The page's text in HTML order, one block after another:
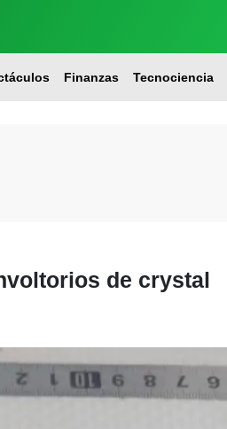
Finanzas Tecnociencia
de crystal